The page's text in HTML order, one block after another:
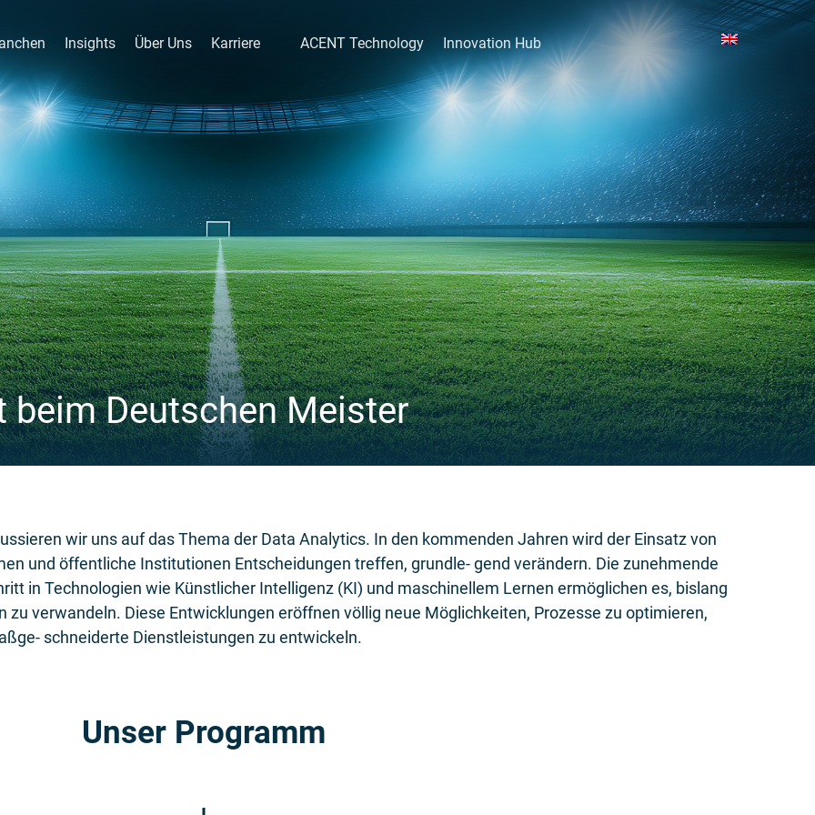
Insights Über Uns Karriere ACENT Technology Innovation Hub
beim Deutschen Meister
wir uns auf das Thema der Data Analytics. In den kommenden Jahren wird der Einsatz von
und öffentliche Institutionen Entscheidungen treffen, grundle- gend verändern. Die zunehmende
in Technologien wie Künstlicher Intelligenz (KI) und maschinellem Lernen ermöglichen es, bislang
verwandeln. Diese Entwicklungen eröffnen völlig neue Möglichkeiten, Prozesse zu optimieren,
schneiderte Dienstleistungen zu entwickeln.
Unser Programm